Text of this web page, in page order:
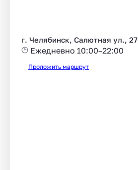
г. Челябинск, Салютная ул., 27
Ежедневно 10:00–22:00
Проложить маршрут